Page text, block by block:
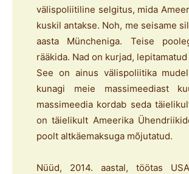
välispoliitiline selgitus, mida
kuskil antakse. Noh, me seisame
aasta Müncheniga. Teise
rääkida. Nad on kurjad,
See on ainus välispoliitika
kunagi meie massimeediast
massimeedia kordab seda
on täielikult Ameerika
poolt altkäemaksuga mõjutatud.
Nüüd, 2014. aastal, töötas